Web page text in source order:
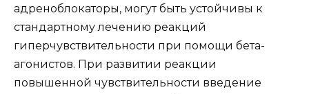
адреноблокаторы, могут быть устойчивы к
стандартному лечению реакций
гиперчувствительности при помощи бета-
агонистов. При развитии реакции
повышенной чувствительности введение